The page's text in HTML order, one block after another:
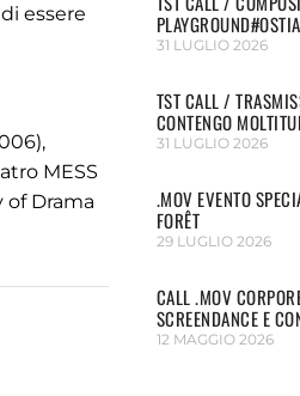
essere
MESS
of Drama
PLAYGROUND#OSTIA
31 LUGLIO 2026
TST CALL /
CONTENGO
31 LUGLIO 2026
.MOV EVENTO
FORÊT
29 LUGLIO 2026
CALL .MOV
SCREENDANCE E
12 MAGGIO 2026